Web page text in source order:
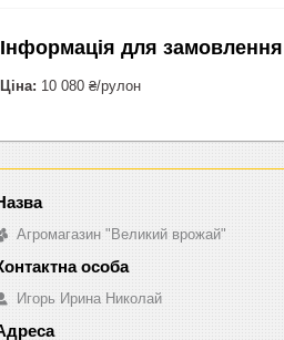
Інформація для замовлення
Ціна: 10 080 ₴/рулон
Агромагазин "Великий врожай"
Игорь Ирина Николай